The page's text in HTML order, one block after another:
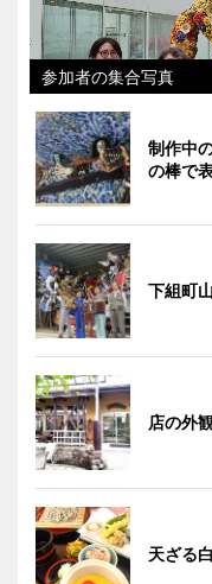
参加者の集合写真
制作中
の棒で
下組町
店の外
天ざる